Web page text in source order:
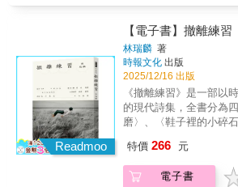
品，保留了田園牧歌式
生寫照的獨白。他每每
入手，從不壯言慷慨，
一種深美閎約，自然地
（詩人）「當他還是二
七十、八十年代詩人輩
作〈雨落在全世界的屋
手即鶴鳴雞群，譜出了
……如此豐美的意象、
句，在那年代絕對是獨
此後傳誦多時，被晚出
白靈（詩人）
破碎、狼狽不堪、兵荒
起、縫補、修復。」——
明紫色，又稱為「公主
質，代表著勇氣、膽識
貴的意涵。書名《路易
語或古德語的英文名字
書封採用紫色設計，是
人希望傳達詩歌能賦予
進的力量。❈精選詩句
著——路易12惡夢也是
Readmoo
【電子書】撤離練習
林瑞麟 著
時報文化 出版
2025/12/16 出版
《撤離練習》是一部以
的現代詩集，全書分為
磨〉、〈鞋子裡的小碎
察和深層的情感，書寫
斷裂與溫柔，從病房裡
索，到戀愛、別離、土
特價 266 元
電子書